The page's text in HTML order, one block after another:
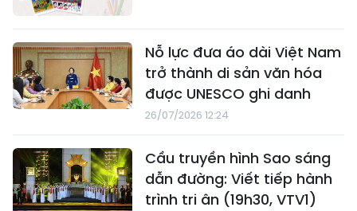
Nỗ lực đưa áo dài Việt Nam
trở thành di sản văn hóa
được UNESCO ghi danh
26/07/2026 12:24
Cầu truyền hình Sao sáng
dẫn đường: Viết tiếp hành
trình tri ân (19h30, VTV1)